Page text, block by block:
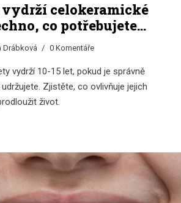
celokeramické
co potřebujete
a údržbě
Drábková 0 Komentáře
vydrží 10-15 let, pokud je správně
Zjistěte, co ovlivňuje jejich
život.